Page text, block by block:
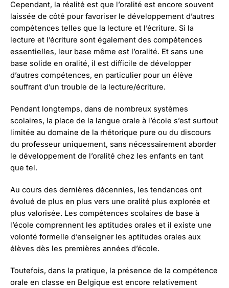
Cependant, la réalité est que l’oralité est encore souvent
laissée de côté pour favoriser le développement d’autres
compétences telles que la lecture et l’écriture. Si la
lecture et l’écriture sont également des compétences
essentielles, leur base même est l’oralité. Et sans une
base solide en oralité, il est difficile de développer
d’autres compétences, en particulier pour un élève
souffrant d’un trouble de la lecture/écriture.
Pendant longtemps, dans de nombreux systèmes
scolaires, la place de la langue orale à l’école s’est surtout
limitée au domaine de la rhétorique pure ou du discours
du professeur uniquement, sans nécessairement aborder
le développement de l’oralité chez les enfants en tant
que tel.
Au cours des dernières décennies, les tendances ont
évolué de plus en plus vers une oralité plus explorée et
plus valorisée. Les compétences scolaires de base à
l’école comprennent les aptitudes orales et il existe une
volonté formelle d’enseigner les aptitudes orales aux
élèves dès les premières années d’école.
Toutefois, dans la pratique, la présence de la compétence
orale en classe en Belgique est encore relativement